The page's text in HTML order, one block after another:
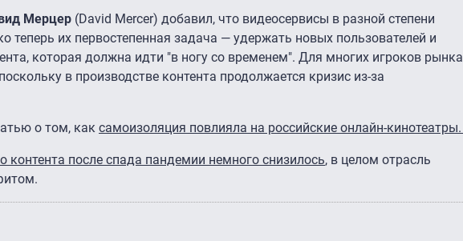
Мерцер (David Mercer) добавил, что видеосервисы в разной степени
теперь их первостепенная задача — удержать новых пользователей и
которая должна идти "в ногу со временем". Для многих игроков рынка
в производстве контента продолжается кризис из-за
о том, как самоизоляция повлияла на российские онлайн-кинотеатры.
контента после спада пандемии немного снизилось, в целом отрасль